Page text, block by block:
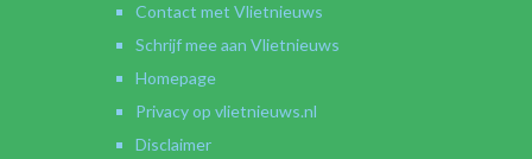
Contact met Vlietnieuws
Schrijf mee aan Vlietnieuws
Homepage
Privacy op vlietnieuws.nl
Disclaimer